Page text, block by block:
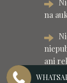
na
ani